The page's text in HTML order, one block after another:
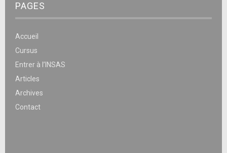
PAGES
Accueil
Cursus
Entrer à l’INSAS
Articles
Archives
Contact